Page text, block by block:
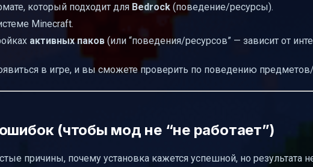
который подходит для Bedrock (поведение/ресурсы).
Minecraft.
активных паков (или “поведения/ресурсов” — зависит от
в игре, и вы сможете проверить по поведению
(чтобы мод не “не работает”)
причины, почему установка кажется успешной, но результата